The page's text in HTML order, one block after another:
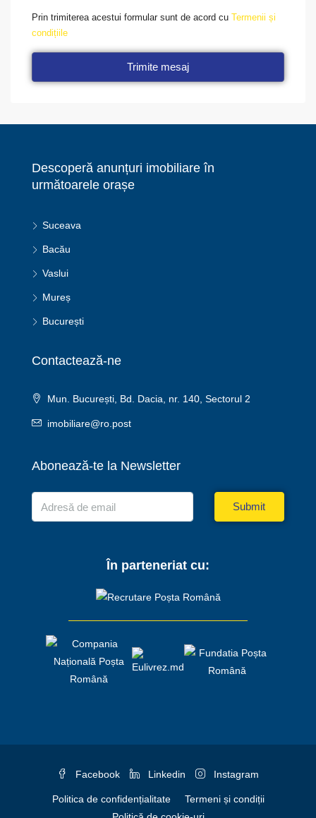
Prin trimiterea acestui formular sunt de acord cu Termenii și
condițiile
Trimite mesaj
Descoperă anunțuri imobiliare în
următoarele orașe
Suceava
Bacău
Vaslui
Mureș
București
Contactează-ne
Mun. București, Bd. Dacia, nr. 140, Sectorul 2
imobiliare@ro.post
Abonează-te la Newsletter
Submit
În parteneriat cu:
Facebook Linkedin Instagram
Politica de confidențialitate
Termeni și condiții